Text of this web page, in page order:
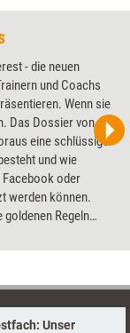
- die neuen
und Coachs
Wenn sie
Das Dossier von
eine schlüssige
und wie
oder
werden können.
goldenen Regeln
ideal in Szene?
Unser